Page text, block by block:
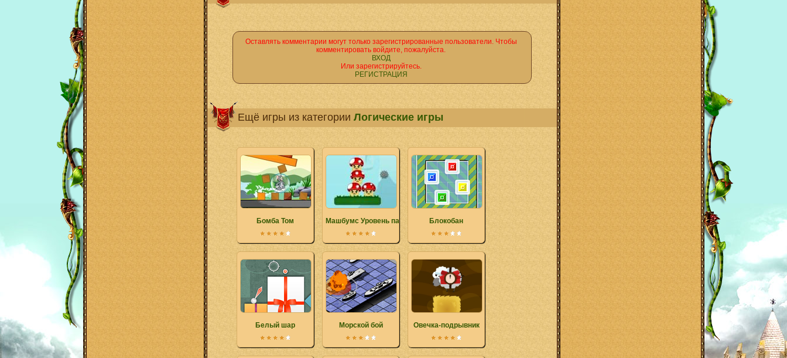
Оставлять комментарии могут только зарегистрированные пользователи. Чтобы
комментировать войдите, пожалуйста.
ВХОД
Или зарегистрируйтесь.
РЕГИСТРАЦИЯ
Ещё игры из категории Логические игры
Бомба Том Машбумс Уровень пакета обновления 2
Блокобан
Белый шар Морской бой Овечка-подрывник